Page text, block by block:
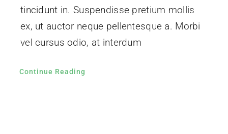
tincidunt in. Suspendisse pretium mollis
ex, ut auctor neque pellentesque a. Morbi
vel cursus odio, at interdum
Continue Reading